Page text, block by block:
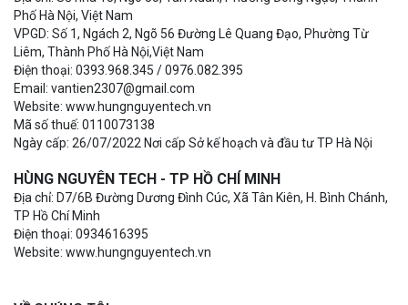
Phố Hà Nội, Việt Nam
VPGD: Số 1, Ngách 2, Ngõ 56 Đường Lê Quang Đạo, Phường Từ
Liêm, Thành Phố Hà Nội,Việt Nam
Điện thoại: 0393.968.345 / 0976.082.395
Email: vantien2307@gmail.com
Website: www.hungnguyentech.vn
Mã số thuế: 0110073138
Ngày cấp: 26/07/2022 Nơi cấp Sở kế hoạch và đầu tư TP Hà Nội
HÙNG NGUYÊN TECH - TP HỒ CHÍ MINH
Địa chỉ: D7/6B Đường Dương Đình Cúc, Xã Tân Kiên, H. Bình Chánh,
TP Hồ Chí Minh
Điện thoại: 0934616395
Website: www.hungnguyentech.vn